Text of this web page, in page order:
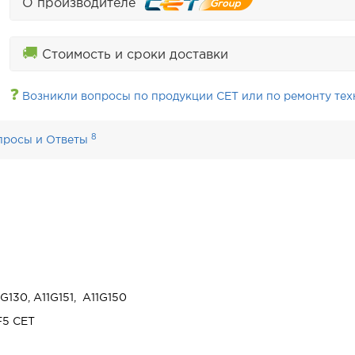
О производителе
🚚 Стоимость и сроки доставки
❓ Возникли вопросы по продукции CET или по ремонту
и Ответы8
A11G151, A11G150
CET